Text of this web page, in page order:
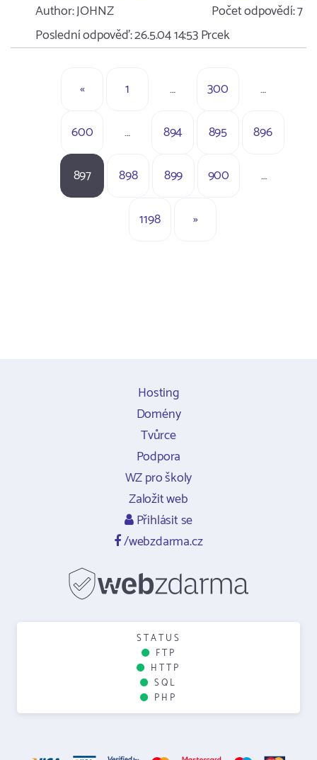
Author:JOHNZ Počet odpovědí:7
Poslední odpověď:26.5.04 14:53Prcek
« 1 … 300 …
600 … 894 895 896
897 898 899 900 …
1198 »
Hosting
Domény
Tvůrce
Podpora
WZ pro školy
Založit web
Přihlásit se
/webzdarma.cz
STATUS
FTP
HTTP
SQL
PHP